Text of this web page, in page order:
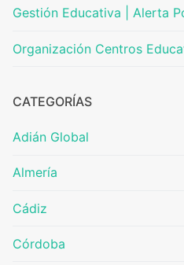
Gestión Educativa | Alerta
Organización Centros
CATEGORÍAS
Adián Global
Almería
Cádiz
Córdoba